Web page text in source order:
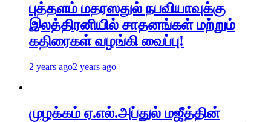
புத்தளம் மதரஸதுல் நபவியாவுக்கு
இலத்திரனியில் சாதனங்கள் மற்றும்
கதிரைகள் வழங்கி வைப்பு!
2 years ago2 years ago
முழக்கம் ஏ.எல்.அப்துல் மஜீத்தின்